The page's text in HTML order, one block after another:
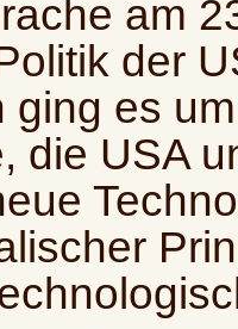
am
der
ging es
die USA